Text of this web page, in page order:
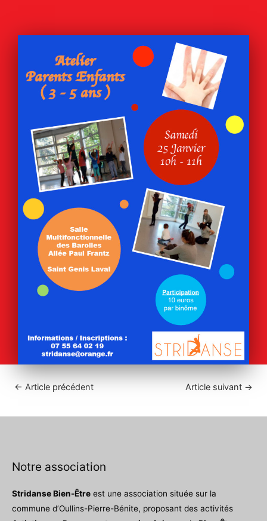
← Article précédent Article suivant →
Notre association
Stridanse Bien-Être est une association située sur la
commune d’Oullins-Pierre-Bénite, proposant des activités